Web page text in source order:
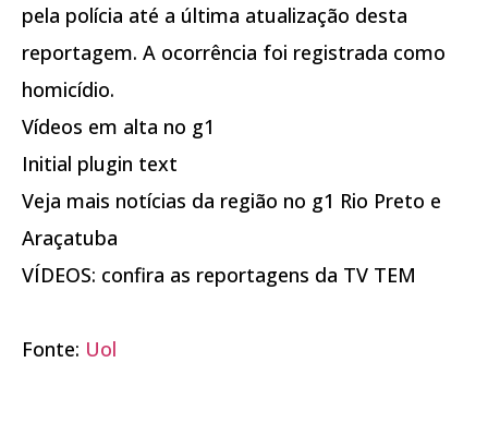
pela polícia até a última atualização desta
reportagem. A ocorrência foi registrada como
homicídio.
Vídeos em alta no g1
Initial plugin text
Veja mais notícias da região no g1 Rio Preto e
Araçatuba
VÍDEOS: confira as reportagens da TV TEM
Fonte: Uol